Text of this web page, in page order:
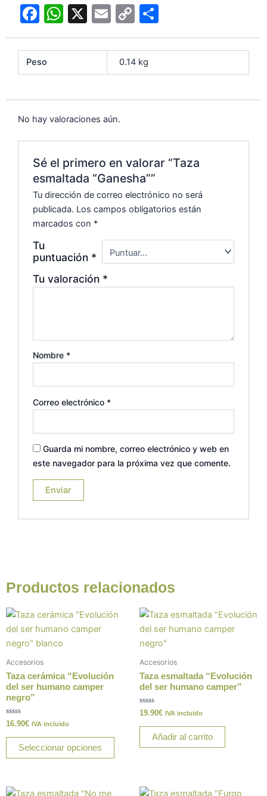
F
a
c
e
o
k
W
h
at
s
p
X
E
m
ai
l
C
o
p
y
o
m
p
Peso 0.14 kg
No hay valoraciones aún.
Sé el primero en valorar “Taza
esmaltada “Ganesha””
Tu dirección de correo electrónico no será
publicada. Los campos obligatorios están
marcados con *
Tu
puntuación *
Tu valoración *
Nombre *
Correo electrónico *
Guarda mi nombre, correo electrónico y web en
este navegador para la próxima vez que comente.
Productos relacionados
Accesorios
Taza cerámica “Evolución
del ser humano camper
negro”
Valorado
con
0
16.90€ IVA incluido
Seleccionar opciones
Este
producto
múltiples
variantes.
opciones
pueden
en
página
Accesorios
Taza esmaltada “Evolución
del ser humano camper”
Valorado
con
0
19.90€ IVA incluido
Añadir al carrito